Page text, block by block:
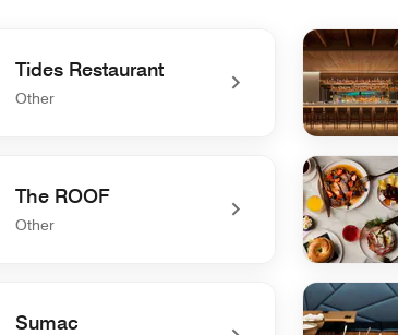
Tides Restaurant
Other
Restaurant undefined
The ROOF
Other
undefined
Sumac